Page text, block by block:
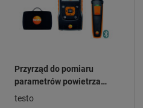
Przyrząd do pomiaru
parametrów powietrza
Zestaw CO
testo